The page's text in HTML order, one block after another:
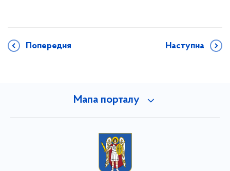
Попередня Наступна
Мапа порталу